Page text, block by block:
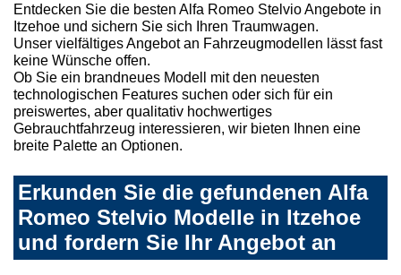
Entdecken Sie die besten Alfa Romeo Stelvio Angebote in
Itzehoe und sichern Sie sich Ihren Traumwagen.
Unser vielfältiges Angebot an Fahrzeugmodellen lässt fast
keine Wünsche offen.
Ob Sie ein brandneues Modell mit den neuesten
technologischen Features suchen oder sich für ein
preiswertes, aber qualitativ hochwertiges
Gebrauchtfahrzeug interessieren, wir bieten Ihnen eine
breite Palette an Optionen.
Erkunden Sie die gefundenen Alfa
Romeo Stelvio Modelle in Itzehoe
und fordern Sie Ihr Angebot an